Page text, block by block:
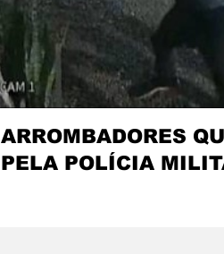
ARROMBADORES
PELA POLÍCIA